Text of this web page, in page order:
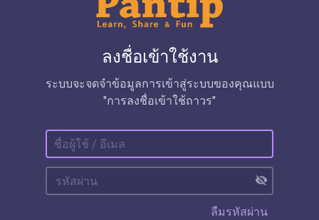
ลงชื่อเข้าใช้งาน
ระบบจะจดจำข้อมูลการเข้าสู่ระบบของคุณแบบ
"การลงชื่อเข้าใช้ถาวร"
visibility_off
ลืมรหัสผ่าน